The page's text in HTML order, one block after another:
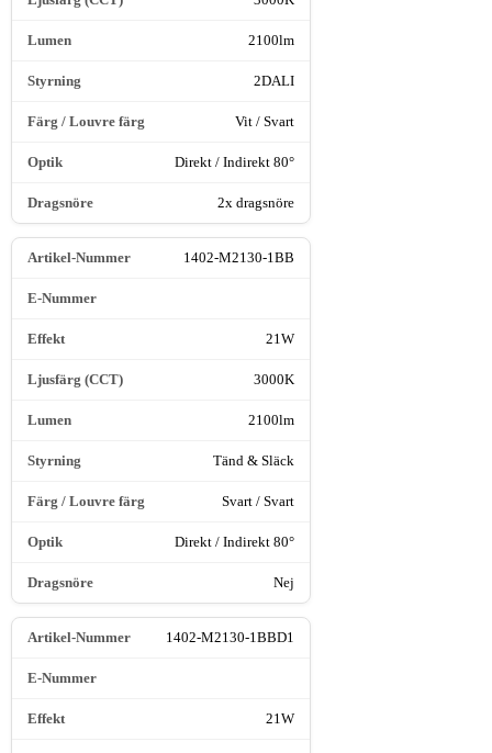
2100lm
2DALI
Vit / Svart
Direkt / Indirekt 80°
2x dragsnöre
1402-M2130-1BB
21W
3000K
2100lm
Tänd & Släck
Svart / Svart
Direkt / Indirekt 80°
Nej
1402-M2130-1BBD1
21W